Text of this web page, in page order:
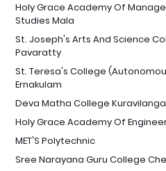
Holy Grace Academy Of
Studies Mala
St. Joseph's Arts And Science
Pavaratty
St. Teresa's College
Ernakulam
Deva Matha College
Holy Grace Academy Of
MET'S Polytechnic
Sree Narayana Guru College